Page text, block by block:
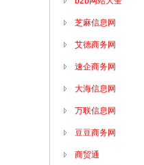
芝麻信息网
艾德商务网
速企商务网
大海信息网
万联信息网
豆豆商务网
商贸通